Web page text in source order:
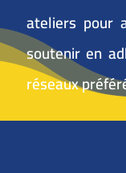
ateliers pour
soutenir en
réseaux